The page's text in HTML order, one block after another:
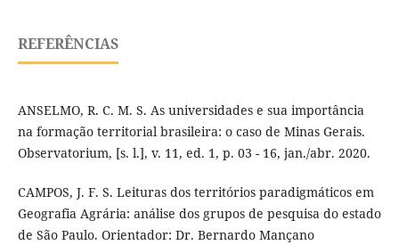
REFERÊNCIAS
ANSELMO, R. C. M. S. As universidades e sua importância
na formação territorial brasileira: o caso de Minas Gerais.
Observatorium, [s. l.], v. 11, ed. 1, p. 03 - 16, jan./abr. 2020.
CAMPOS, J. F. S. Leituras dos territórios paradigmáticos em
Geografia Agrária: análise dos grupos de pesquisa do estado
de São Paulo. Orientador: Dr. Bernardo Mançano